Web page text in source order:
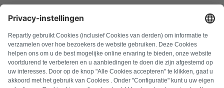
FAQ
Alle Fehlercodes
Über uns